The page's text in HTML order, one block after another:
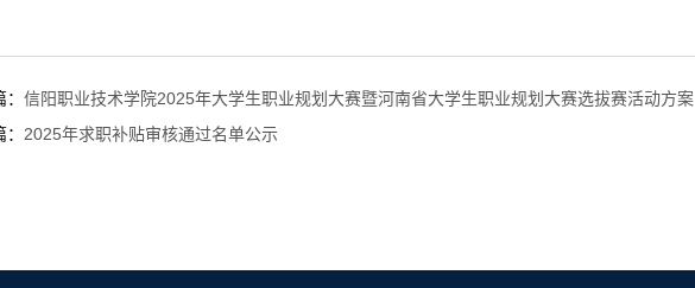
信阳职业技术学院2025年大学生职业规划大赛暨河南省大学生职业规划大赛选拔赛活动方案
2025年求职补贴审核通过名单公示